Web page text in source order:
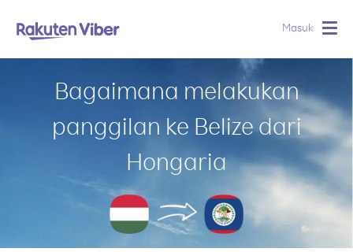
Masuk
Bagaimana melakukan
panggilan ke Belize dari
Hongaria